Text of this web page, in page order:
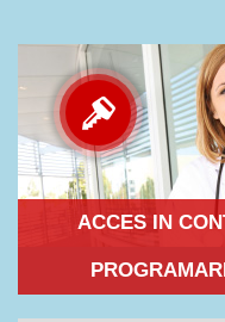
ACCES IN